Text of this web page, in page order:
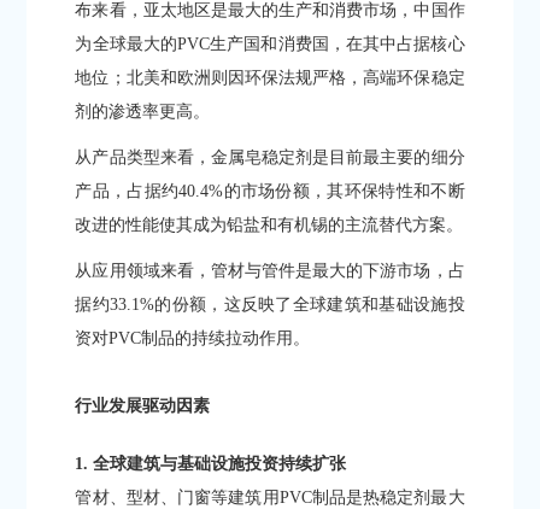
布来看，亚太地区是最大的生产和消费市场，中国作
为全球最大的PVC生产国和消费国，在其中占据核心
地位；北美和欧洲则因环保法规严格，高端环保稳定
剂的渗透率更高。
从产品类型来看，金属皂稳定剂是目前最主要的细分
产品，占据约40.4%的市场份额，其环保特性和不断
改进的性能使其成为铅盐和有机锡的主流替代方案。
从应用领域来看，管材与管件是最大的下游市场，占
据约33.1%的份额，这反映了全球建筑和基础设施投
资对PVC制品的持续拉动作用。
行业发展驱动因素
1. 全球建筑与基础设施投资持续扩张
管材、型材、门窗等建筑用PVC制品是热稳定剂最大